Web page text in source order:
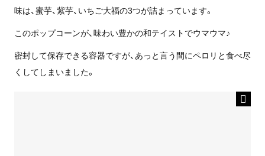
味は、蜜芋、紫芋、いちご大福の3つが詰まっています。
このポップコーンが、味わい豊かの和テイストでウマウマ♪
密封して保存できる容器ですが、あっと言う間にペロリと食べ尽
くしてしまいました。